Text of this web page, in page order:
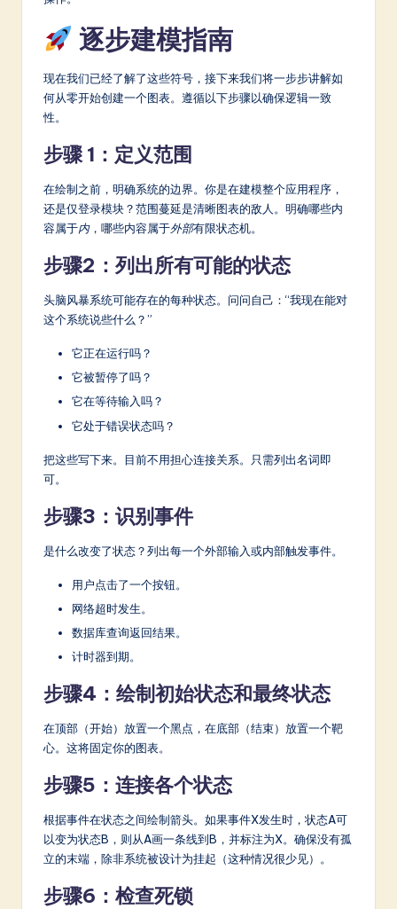
逐步建模指南
现在我们已经了解了这些符号，接下来我们将一步步讲解如
何从零开始创建一个图表。遵循以下步骤以确保逻辑一致
性。
步骤 1：定义范围
在绘制之前，明确系统的边界。你是在建模整个应用程序，
还是仅登录模块？范围蔓延是清晰图表的敌人。明确哪些内
容属于内，哪些内容属于外部有限状态机。
步骤2：列出所有可能的状态
头脑风暴系统可能存在的每种状态。问问自己：“我现在能对
这个系统说些什么？”
它正在运行吗？
它被暂停了吗？
它在等待输入吗？
它处于错误状态吗？
把这些写下来。目前不用担心连接关系。只需列出名词即
可。
步骤3：识别事件
是什么改变了状态？列出每一个外部输入或内部触发事件。
用户点击了一个按钮。
网络超时发生。
数据库查询返回结果。
计时器到期。
步骤4：绘制初始状态和最终状态
在顶部（开始）放置一个黑点，在底部（结束）放置一个靶
心。这将固定你的图表。
步骤5：连接各个状态
根据事件在状态之间绘制箭头。如果事件X发生时，状态A可
以变为状态B，则从A画一条线到B，并标注为X。确保没有孤
立的末端，除非系统被设计为挂起（这种情况很少见）。
步骤6：检查死锁